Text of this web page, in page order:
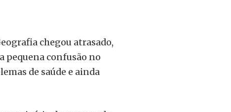
chegou atrasado,
pequena confusão no
de saúde e ainda